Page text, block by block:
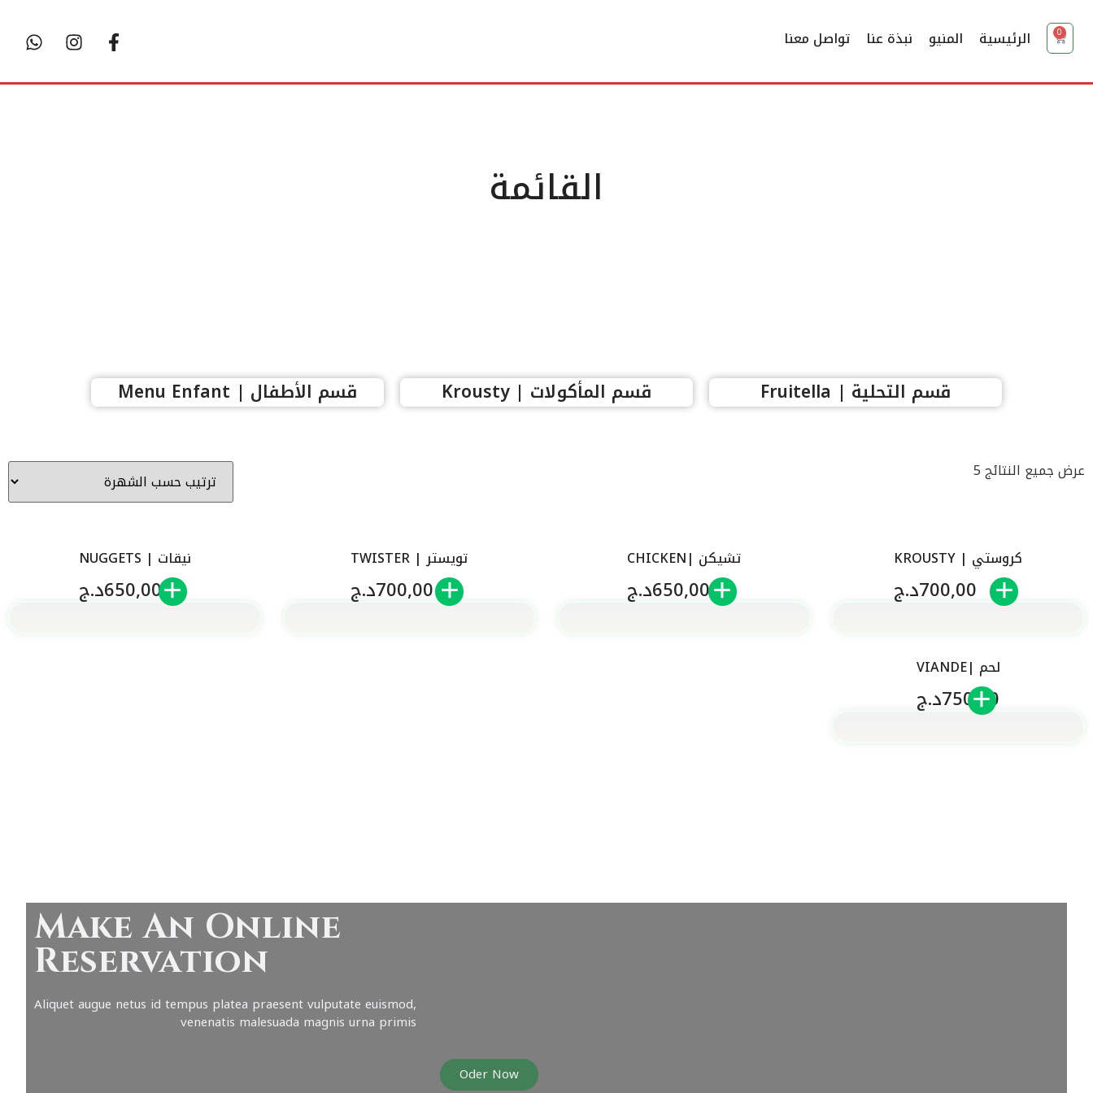
0 الرئيسية المنيو نبذة عنا تواصل معنا
القائمة
قسم الأطفال | Menu Enfant قسم المأكولات | Krousty قسم التحلية | Fruitella
عرض جميع النتائج 5
كروستي | KROUSTY
700,00د.ج
تشيكن |CHICKEN
650,00د.ج
تويستر | TWISTER
700,00د.ج
نيقات | NUGGETS
650,00د.ج
لحم |VIANDE
750,00د.ج
Make An Online
Reservation
Aliquet augue netus id tempus platea praesent vulputate euismod,
venenatis malesuada magnis urna primis
Oder Now